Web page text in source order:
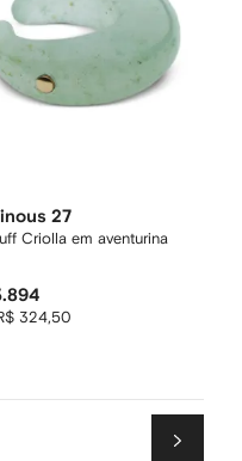
27
Criolla em aventurina
324,50